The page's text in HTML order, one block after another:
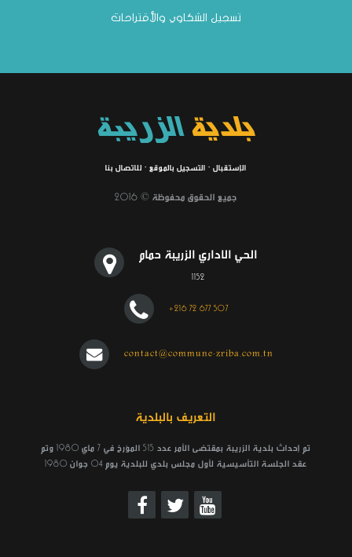
تسجيل الشكاوي والأقتراحات
بلديةالزريبة
للاتصال بنا · التسجيل بالموقع · الإستقبال
جميع الحقوق محفوظة © 2016
الحي الاداري الزريبة حمام
1152
+216 72 677 507
contact@commune-zriba.com.tn
التعريف بالبلدية
تم إحداث بلدية الزريبة بمقتضى الأمر عدد 515 المؤرخ في 7 ماي 1980 وتم
عقد الجلسة التأسيسية لأول مجلس بلدي للبلدية يوم 04 جوان 1980